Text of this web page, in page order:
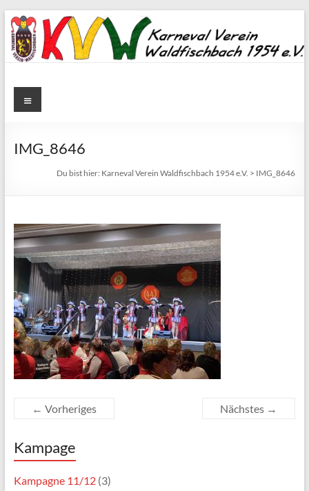
Zum
Inhalt
springen
Karneval
Waldfischbach
1954
Karneval
Verein
Waldfischbach
1954
e.V.
Menü
IMG_8646
Du bist hier: Karneval Verein Waldfischbach 1954 e.V. > IMG_8646
← Vorheriges Nächstes →
Kampage
Kampagne 11/12(3)